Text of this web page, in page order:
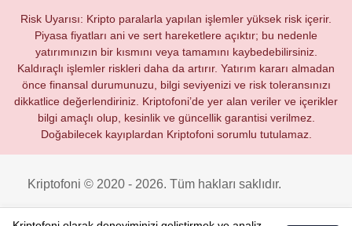
Risk Uyarısı: Kripto paralarla yapılan işlemler yüksek risk içerir.
Piyasa fiyatları ani ve sert hareketlere açıktır; bu nedenle
yatırımınızın bir kısmını veya tamamını kaybedebilirsiniz.
Kaldıraçlı işlemler riskleri daha da artırır. Yatırım kararı almadan
önce finansal durumunuzu, bilgi seviyenizi ve risk toleransınızı
dikkatlice değerlendiriniz. Kriptofoni’de yer alan veriler ve içerikler
bilgi amaçlı olup, kesinlik ve güncellik garantisi verilmez.
Doğabilecek kayıplardan Kriptofoni sorumlu tutulamaz.
Kriptofoni © 2020 - 2026. Tüm hakları saklıdır.